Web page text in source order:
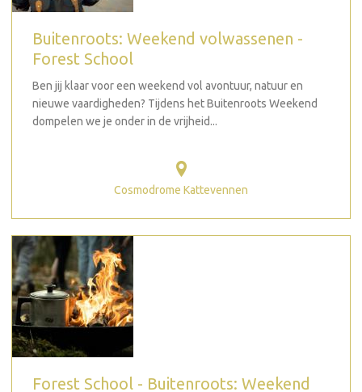
Buitenroots: Weekend volwassenen -
Forest School
Ben jij klaar voor een weekend vol avontuur, natuur en
nieuwe vaardigheden? Tijdens het Buitenroots Weekend
dompelen we je onder in de vrijheid...
Cosmodrome Kattevennen
Forest School - Buitenroots: Weekend